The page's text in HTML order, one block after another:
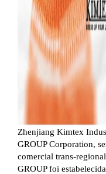
Zhenjiang Kimtex
GROUP Corporation,
comercial trans-
GROUP foi